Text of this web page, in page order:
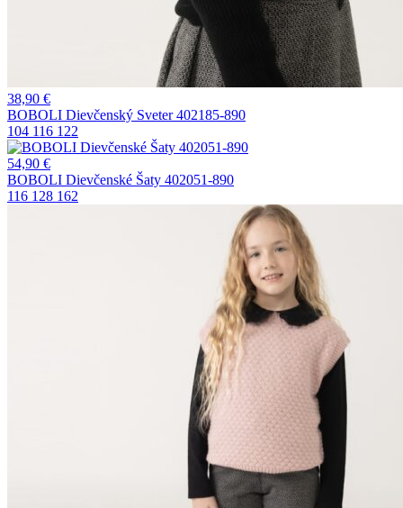
38,90 €
BOBOLI Dievčenský Sveter 402185-890
104 116 122
54,90 €
BOBOLI Dievčenské Šaty 402051-890
116 128 162